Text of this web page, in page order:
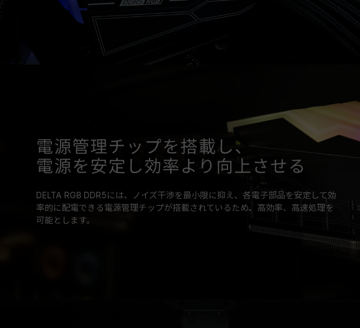
電源管理チップを搭載し、
電源を安定し効率より向上させる
DELTA RGB DDR5には、ノイズ干渉を最小限に抑え、各電子部品を安定して効
率的に配電できる電源管理チップが搭載されているため、高効率、高速処理を
可能とします。